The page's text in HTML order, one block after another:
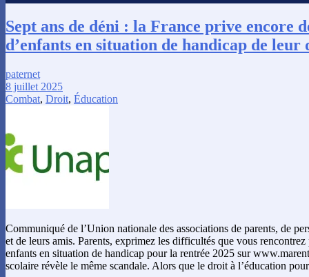
Sept ans de déni : la France prive encore
d’enfants en situation de handicap de
paternet
8 juillet 2025
Combat, Droit, Éducation
Communiqué de l’Union nationale des associations de parents, de
et de leurs amis. Parents, exprimez les difficultés que vous
enfants en situation de handicap pour la rentrée 2025 sur
scolaire révèle le même scandale. Alors que le droit à l’éducation